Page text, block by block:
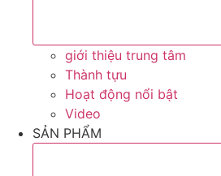
giới thiệu trung tâm
Thành tựu
Hoạt động nổi bật
Video
SẢN PHẨM